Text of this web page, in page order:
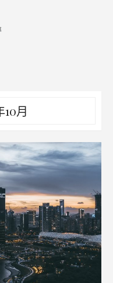
10月